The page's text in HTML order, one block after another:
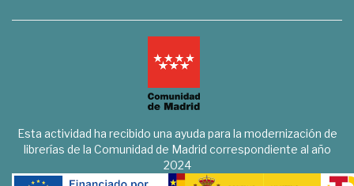
Esta actividad ha recibido una ayuda para la modernización de
librerías de la Comunidad de Madrid correspondiente al año
2024